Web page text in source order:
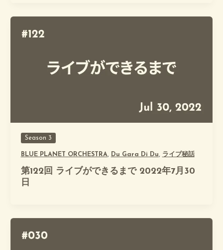
Season 3
BLUE PLANET ORCHESTRA, Du Gara Di Du, ライブ秘話
第122回 ライブができるまで 2022年7月30
日